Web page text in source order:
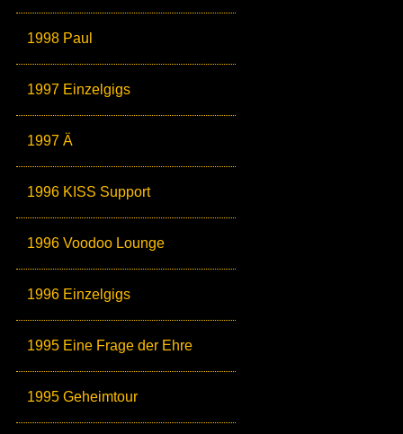
1998 Paul
1997 Einzelgigs
1997 Ä
1996 KISS Support
1996 Voodoo Lounge
1996 Einzelgigs
1995 Eine Frage der Ehre
1995 Geheimtour